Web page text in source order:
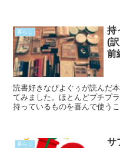
暮らし
持
(
前
読書好きなぴよぐぅが読んだ
てみました。ほとんどプチプ
持っているものを喜んで使うこ
暮らし サ